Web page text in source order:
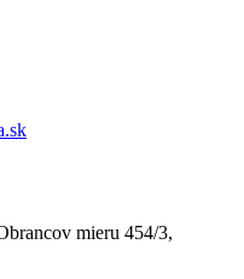
mieru 454/3,